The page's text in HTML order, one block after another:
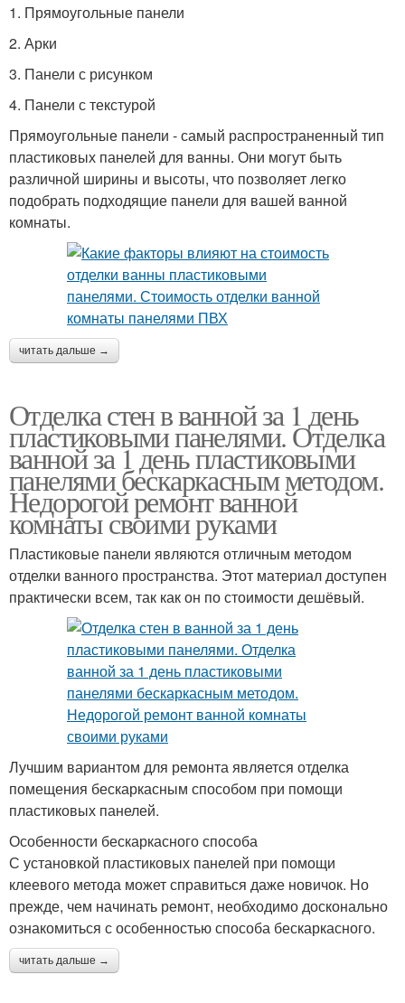
1. Прямоугольные панели
2. Арки
3. Панели с рисунком
4. Панели с текстурой
Прямоугольные панели - самый распространенный тип
пластиковых панелей для ванны. Они могут быть
различной ширины и высоты, что позволяет легко
подобрать подходящие панели для вашей ванной
комнаты.
читать дальше →
Отделка стен в ванной за 1 день
пластиковыми панелями. Отделка
ванной за 1 день пластиковыми
панелями бескаркасным методом.
Недорогой ремонт ванной
комнаты своими руками
Пластиковые панели являются отличным методом
отделки ванного пространства. Этот материал доступен
практически всем, так как он по стоимости дешёвый.
Лучшим вариантом для ремонта является отделка
помещения бескаркасным способом при помощи
пластиковых панелей.
Особенности бескаркасного способа
С установкой пластиковых панелей при помощи
клеевого метода может справиться даже новичок. Но
прежде, чем начинать ремонт, необходимо досконально
ознакомиться с особенностью способа бескаркасного.
читать дальше →